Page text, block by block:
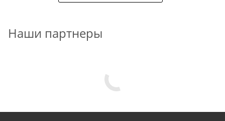
Сетка сварная с ПВХ покрытием — практичный и
вольеров для птицы и животных. Ее преимущества:
Наши партнеры